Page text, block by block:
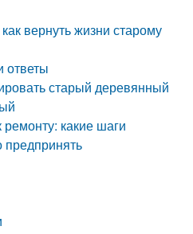
вернуть жизни старому
ответы
старый деревянный
ремонту: какие шаги
предпринять